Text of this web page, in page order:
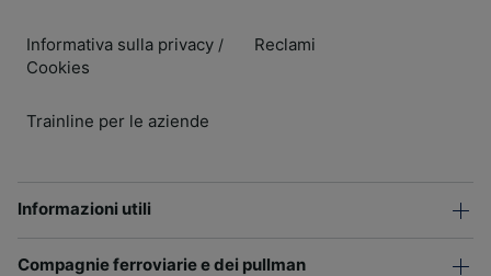
Informativa sulla privacy /
Cookies
Trainline per le aziende
Reclami
Informazioni utili
Compagnie ferroviarie e dei pullman